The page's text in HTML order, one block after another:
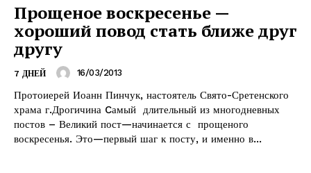
Прощеное воскресенье —
хороший повод стать ближе друг
другу
7 ДНЕЙ 16/03/2013
Протоиерей Иоанн Пинчук, настоятель Свято-Сретенского
храма г.Дрогичина Cамый длительный из многодневных
постов – Великий пост—начинается с прощеного
воскресенья. Это—первый шаг к посту, и именно в...